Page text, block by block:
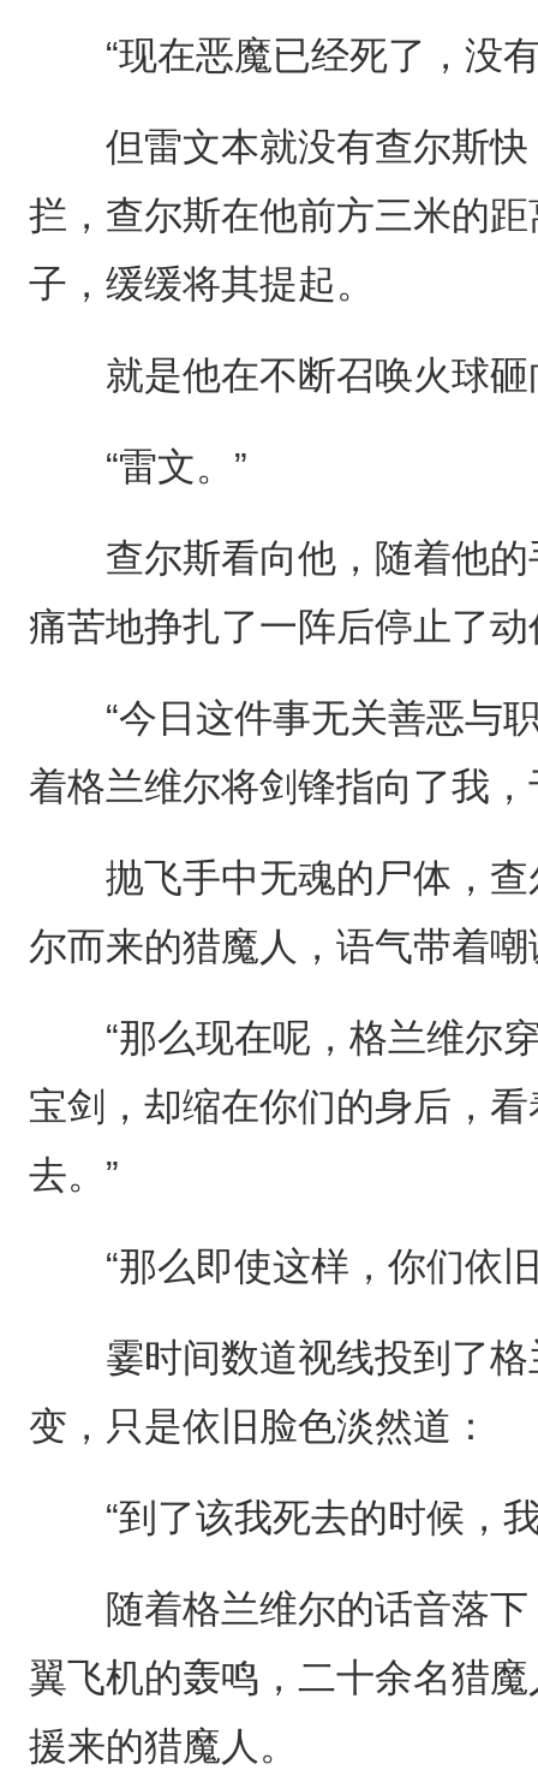
“现在恶魔已经死了，没有
但雷文本就没有查尔斯快
拦，查尔斯在他前方三米的
子，缓缓将其提起。
就是他在不断召唤火球砸
“雷文。”
查尔斯看向他，随着他的
痛苦地挣扎了一阵后停止了动
“今日这件事无关善恶与职
着格兰维尔将剑锋指向了我
抛飞手中无魂的尸体，查
尔而来的猎魔人，语气带着嘲
“那么现在呢，格兰维尔穿
宝剑，却缩在你们的身后，
去。”
“那么即使这样，你们依旧
霎时间数道视线投到了格
变，只是依旧脸色淡然道：
“到了该我死去的时候，我
随着格兰维尔的话音落下
翼飞机的轰鸣，二十余名猎
援来的猎魔人。